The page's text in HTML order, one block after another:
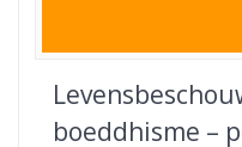
boeddhisme –